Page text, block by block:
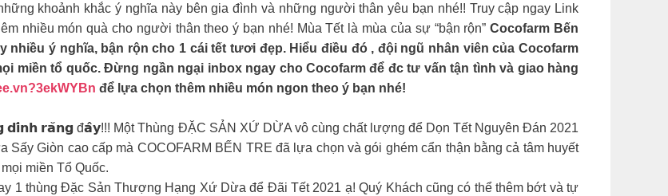
khoảnh khắc ý nghĩa này bên gia đình và những người thân yêu bạn nhé!! Truy cập ngay Link
nhiều món quà cho người thân theo ý bạn nhé! Mùa Tết là mùa của sự “bận rộn”Cocofarm Bến
nhiều ý nghĩa, bận rộn cho 1 cái tết tươi đẹp. Hiểu điều đó , đội ngũ nhân viên của Cocofarm
miền tổ quốc. Đừng ngần ngại inbox ngay cho Cocofarm để đc tư vấn tận tình và giao hàng
để lựa chọn thêm nhiều món ngon theo ý bạn nhé!
𝗿𝗮̆𝗻𝗴 đ𝗮̂𝘆!!! Một Thùng ĐẶC SẢN XỨ DỪA vô cùng chất lượng để Dọn Tết Nguyên Đán 2021
Giòn cao cấp mà COCOFARM BẾN TRE đã lựa chọn và gói ghém cẩn thận bằng cả tâm huyết
miền Tổ Quốc.
1 thùng Đặc Sản Thượng Hạng Xứ Dừa để Đãi Tết 2021 ạ! Quý Khách cũng có thể thêm bớt và tự